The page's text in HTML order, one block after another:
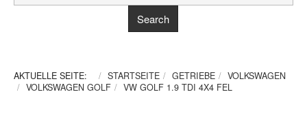
AKTUELLE SEITE: STARTSEITE GETRIEBE
VOLKSWAGEN
VOLKSWAGEN GOLF
VW GOLF 1.9 TDI 4X4 FEL